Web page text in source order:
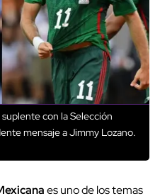
con la Selección
mensaje a Jimmy Lozano.
es uno de los temas